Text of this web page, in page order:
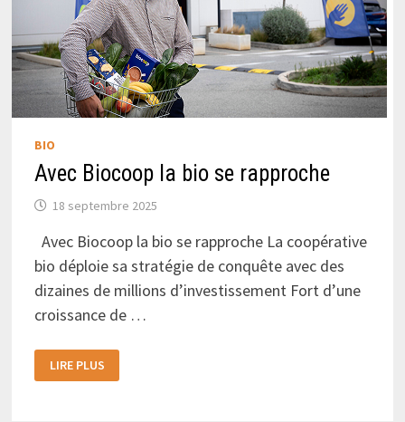
BIO
Avec Biocoop la bio se rapproche
18 septembre 2025
Avec Biocoop la bio se rapproche La coopérative
bio déploie sa stratégie de conquête avec des
dizaines de millions d’investissement Fort d’une
croissance de …
BIOCOOP
LA
LIRE PLUS